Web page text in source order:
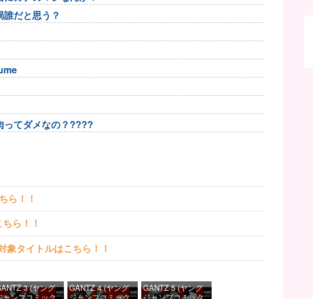
だと思う？
ってダメなの？????
ら！！
ら！！
タイトルはこちら！！
3 (ヤング
GANTZ 4 (ヤング
GANTZ 5 (ヤング